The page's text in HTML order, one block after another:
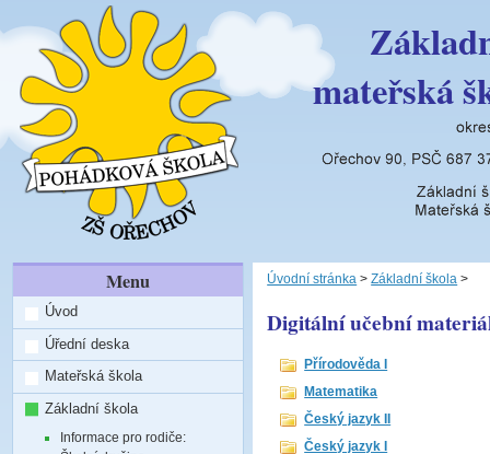
mateřská
Menu
Úvod
Úřední deska
Mateřská škola
Základní škola
Informace pro rodiče:
Úvodní stránka >Základní škola >
Digitální učební
Přírodověda I
Matematika
Český jazyk II
Český jazyk I